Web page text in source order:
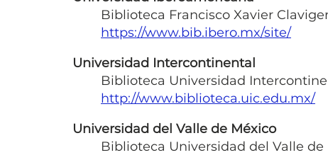
Biblioteca Francisco Xavier
https://www.bib.ibero.mx/site/
Universidad Intercontinental
Biblioteca Universidad
http://www.biblioteca.uic.edu.mx/
Universidad del Valle de México
Biblioteca Universidad del Valle de